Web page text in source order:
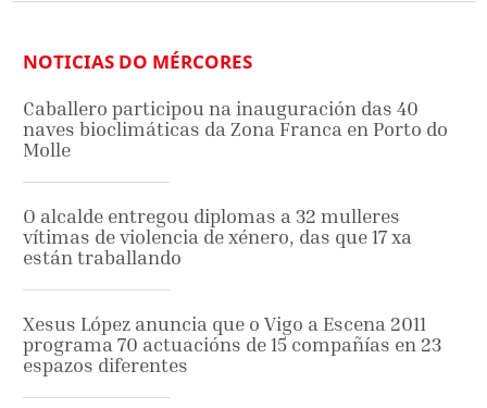
NOTICIAS DO MÉRCORES
Caballero participou na inauguración das 40
naves bioclimáticas da Zona Franca en Porto do
Molle
O alcalde entregou diplomas a 32 mulleres
vítimas de violencia de xénero, das que 17 xa
están traballando
Xesus López anuncia que o Vigo a Escena 2011
programa 70 actuacións de 15 compañías en 23
espazos diferentes